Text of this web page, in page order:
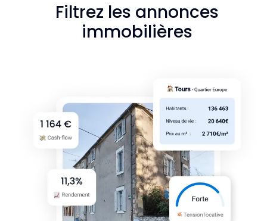
Filtrez les annonces
immobilières